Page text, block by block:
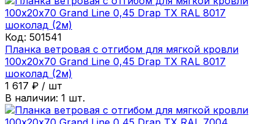
Код: 501541
Планка ветровая с отгибом для мягкой кровли
100х20х70 Grand Line 0,45 Drap ТХ RAL 8017
шоколад (2м)
1 617 ₽ / шт
В наличии: 1 шт.